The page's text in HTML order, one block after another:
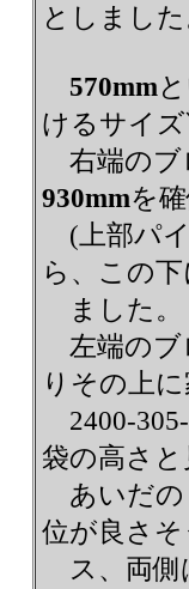
としまし
570mm
けるサイ
右端のブ
930mmを
(上部パ
ら、この
ました
左端のブ
りその上
2400-
袋の高さと
あいだの
位が良さ
ス、両側